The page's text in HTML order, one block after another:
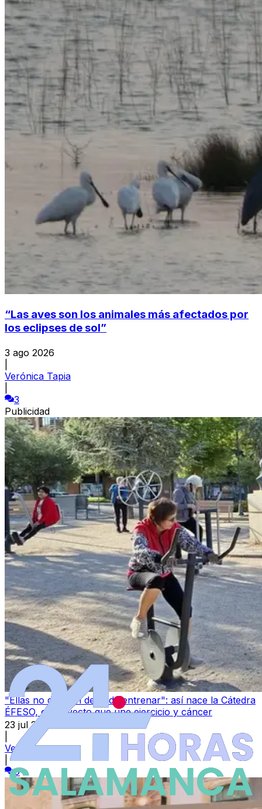
“Las aves son los animales más afectados por
los eclipses de sol”
3 ago 2026
Verónica Tapia
3
Publicidad
"Ellas no querían dejar de entrenar": así nace la Cátedra
ÉFESO, el proyecto que une ejercicio y cáncer
23 jul 2026
Vega Bustos
0